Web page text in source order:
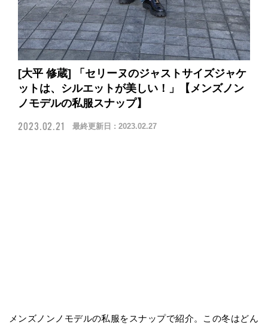
[大平 修蔵] 「セリーヌのジャストサイズジャケ
ットは、シルエットが美しい！」【メンズノン
ノモデルの私服スナップ】
2023.02.21
最終更新日 : 2023.02.27
メンズノンノモデルの私服をスナップで紹介。この冬はどん